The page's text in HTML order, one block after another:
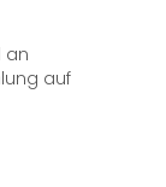
an
auf